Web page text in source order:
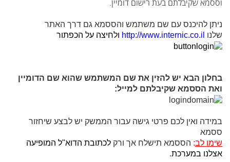
וססמא שקיבלתם בעת רישום דומיין.
ניתן להיכנס עם שם משתמש והססמא גם דרך האתר
שלנו http://www.internic.co.il ולחיצה על הכפתור
בחלון הבא יש להזין את שם המשתמש שהוא שם הדומיין
ואת הססמא שקיבלתם למייל:
במידה ואין לכם פרטי גישה עבור הממשק יש לבצע שיחזור
ססמא
שימו לב: הססמא תישלח אך ורק לכתובת הדוא"ל המופיעה
אצלנו במערכת.